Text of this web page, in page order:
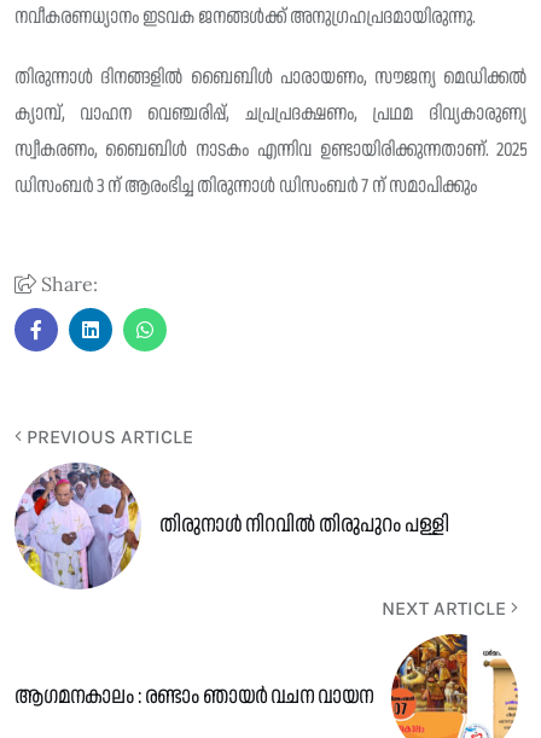
നവീകരണധ്യാനം ഇടവക ജനങ്ങൾക്ക് അനുഗ്രഹപ്രദമായിരുന്നു.
തിരുന്നാൾ ദിനങ്ങളിൽ ബൈബിൾ പാരായണം, സൗജന്യ മെഡിക്കൽ
ക്യാമ്പ്, വാഹന വെഞ്ചരിപ്പ്, ചപ്രപ്രദക്ഷണം, പ്രഥമ ദിവ്യകാരുണ്യ
സ്വീകരണം, ബൈബിൾ നാടകം എന്നിവ ഉണ്ടായിരിക്കുന്നതാണ്. 2025
ഡിസംബർ 3 ന് ആരംഭിച്ച തിരുന്നാൾ ഡിസംബർ 7 ന് സമാപിക്കും
Share:
PREVIOUS ARTICLE
തിരുനാൾ നിറവിൽ തിരുപുറം പള്ളി
NEXT ARTICLE
ആഗമനകാലം : രണ്ടാം ഞായർ വചന വായന